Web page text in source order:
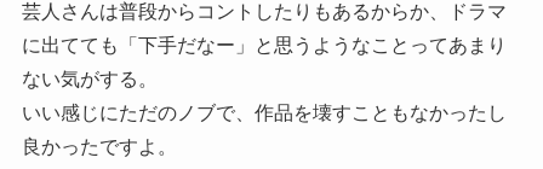
芸人さんは普段からコントしたりもあるからか、ドラマ
に出てても「下手だなー」と思うようなことってあまり
ない気がする。
いい感じにただのノブで、作品を壊すこともなかったし
良かったですよ。